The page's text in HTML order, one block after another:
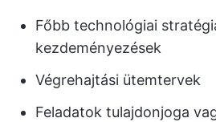
Főbb technológiai
kezdeményezések
Végrehajtási ütemtervek
Feladatok tulajdonjoga